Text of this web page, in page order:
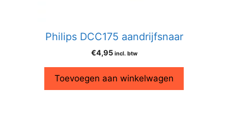
Philips DCC175 aandrijfsnaar
€4,95 incl. btw
Toevoegen aan winkelwagen